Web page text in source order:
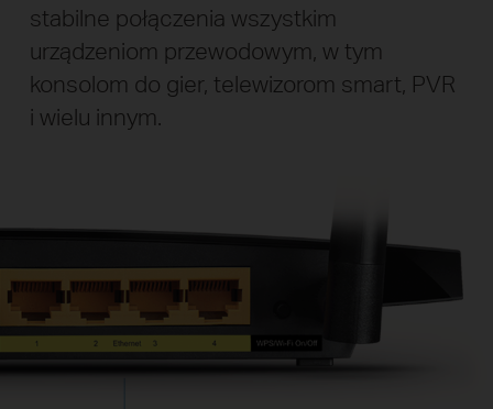
stabilne połączenia wszystkim
urządzeniom przewodowym, w tym
konsolom do gier, telewizorom smart, PVR
i wielu innym.